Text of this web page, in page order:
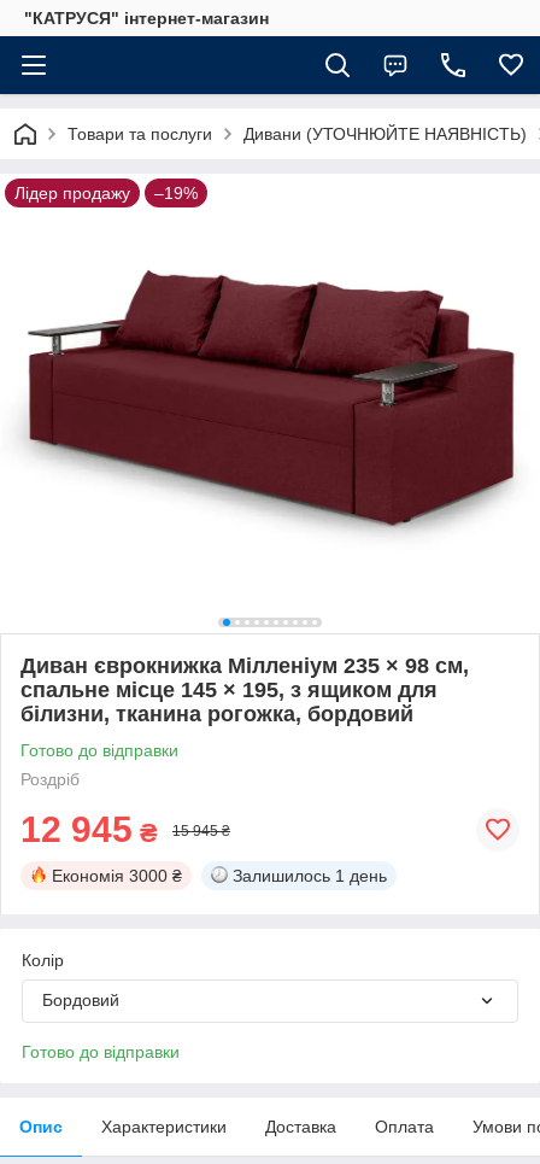
"КАТРУСЯ" інтернет-магазин
Товари та послуги Дивани (УТОЧНЮЙТЕ НАЯВНІСТЬ)
Лідер продажу –19%
Диван єврокнижка Мілленіум 235 × 98 см,
спальне місце 145 × 195, з ящиком для
білизни, тканина рогожка, бордовий
Готово до відправки
Роздріб
12 945 ₴ 15 945 ₴
Економія 3000 ₴ Залишилось 1 день
Колір
Бордовий
Готово до відправки
Опис Характеристики Доставка Оплата Умови